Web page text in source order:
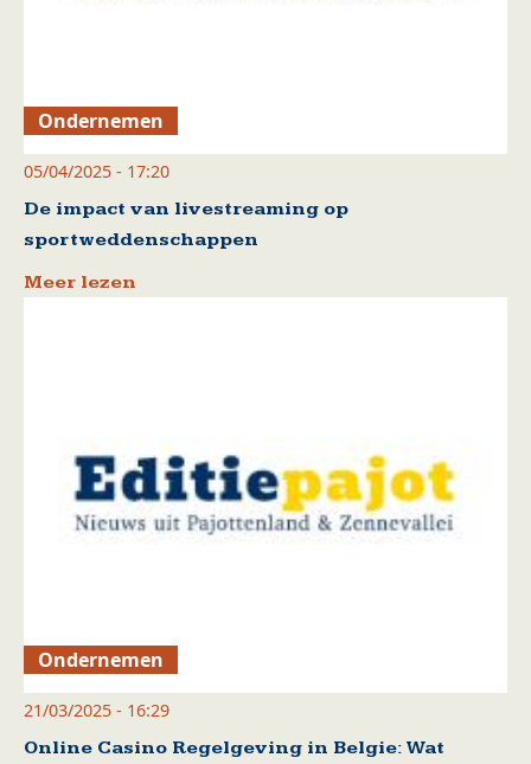
Ondernemen
05/04/2025 - 17:20
De impact van livestreaming op
sportweddenschappen
Meer lezen
Ondernemen
21/03/2025 - 16:29
Online Casino Regelgeving in Belgie: Wat